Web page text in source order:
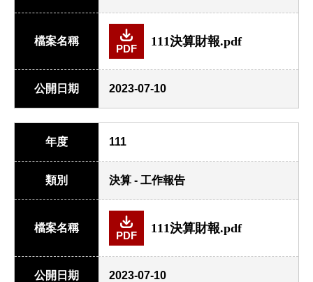
檔案名稱
PDF
111決算財報.pdf
公開日期 2023-07-10
年度 111
類別 決算 - 工作報告
檔案名稱
PDF
111決算財報.pdf
公開日期 2023-07-10